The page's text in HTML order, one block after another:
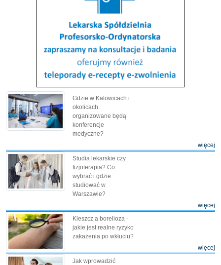
Gdzie w Katowicach i
okolicach
organizowane będą
konferencje
medyczne?
więcej
Studia lekarskie czy
fizjoterapia? Co
wybrać i gdzie
studiować w
Warszawie?
więcej
Kleszcz a borelioza -
jakie jest realne ryzyko
zakażenia po wkłuciu?
więcej
Jak wprowadzić